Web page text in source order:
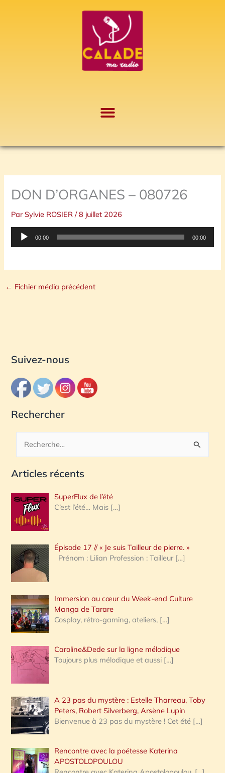
DON D’ORGANES – 080726
ParSylvie ROSIER/8 juillet 2026
Lecteur
00:00 00:00
← Fichier média précédent
Suivez-nous
Rechercher
c
e
r
c
h
e
:
Articles récents
SuperFlux de l’été
C’est l’été… Mais […]
Épisode 17 // « Je suis Tailleur de pierre. »
Prénom : Lilian Profession : Tailleur […]
Immersion au cœur du Week-end Culture
Manga de Tarare
Cosplay, rétro-gaming, ateliers, […]
Caroline&Dede sur la ligne mélodique
Toujours plus mélodique et aussi […]
A 23 pas du mystère : Estelle Tharreau, Toby
Peters, Robert Silverberg, Arsène Lupin
Bienvenue à 23 pas du mystère ! Cet été […]
Rencontre avec la poétesse Katerina
APOSTOLOPOULOU